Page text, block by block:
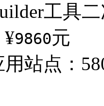
工具
¥9860元
用站点：